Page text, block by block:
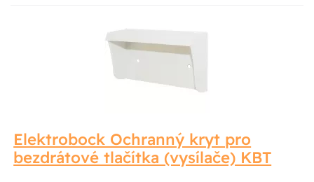
Elektrobock Ochranný kryt pro
bezdrátové tlačítka (vysílače) KBT